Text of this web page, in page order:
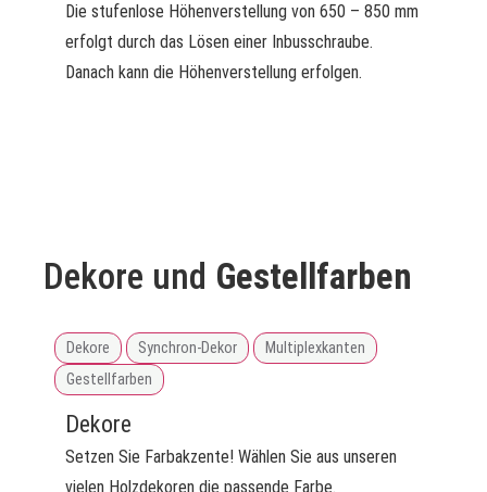
Die stufenlose Höhenverstellung von 650 – 850 mm
erfolgt durch das Lösen einer Inbusschraube.
Danach kann die Höhenverstellung erfolgen.
Dekore und Gestellfarben
Dekore Synchron-Dekor
Multiplexkanten
Gestellfarben
Dekore
Setzen Sie Farbakzente! Wählen Sie aus unseren
vielen Holzdekoren die passende Farbe.